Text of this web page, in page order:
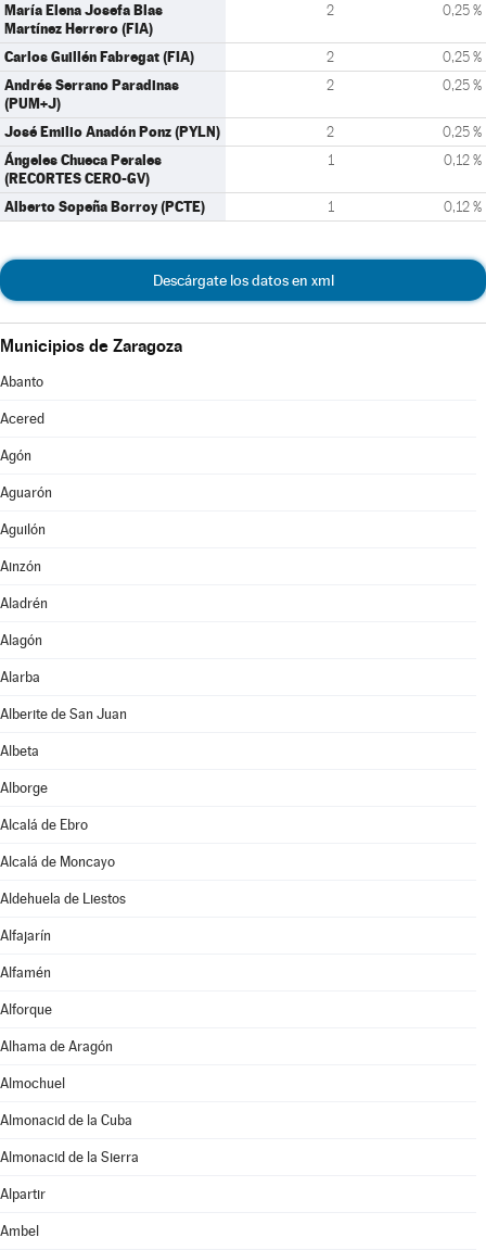
María Elena Josefa Blas
Martínez Herrero (FIA)
2 0,25 %
Carlos Guillén Fabregat (FIA) 2 0,25 %
Andrés Serrano Paradinas
(PUM+J)
2 0,25 %
José Emilio Anadón Ponz (PYLN) 2 0,25 %
Ángeles Chueca Perales
(RECORTES CERO-GV)
1 0,12 %
Alberto Sopeña Borroy (PCTE) 1 0,12 %
Descárgate los datos en xml
Municipios de Zaragoza
Abanto
Acered
Agón
Aguarón
Aguilón
Ainzón
Aladrén
Alagón
Alarba
Alberite de San Juan
Albeta
Alborge
Alcalá de Ebro
Alcalá de Moncayo
Aldehuela de Liestos
Alfajarín
Alfamén
Alforque
Alhama de Aragón
Almochuel
Almonacid de la Cuba
Almonacid de la Sierra
Alpartir
Ambel